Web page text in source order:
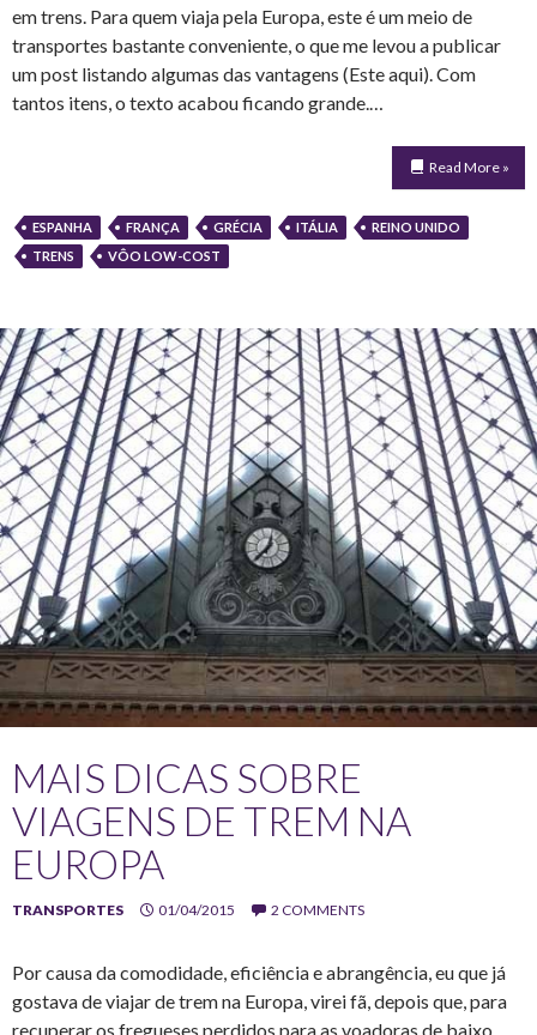
em trens. Para quem viaja pela Europa, este é um meio de
transportes bastante conveniente, o que me levou a publicar
um post listando algumas das vantagens (Este aqui). Com
tantos itens, o texto acabou ficando grande.…
Read More »
ESPANHA FRANÇA GRÉCIA ITÁLIA
REINO UNIDO
TRENS
VÔO LOW-COST
MAIS DICAS SOBRE
VIAGENS DE TREM NA
EUROPA
TRANSPORTES 01/04/2015 2 COMMENTS
Por causa da comodidade, eficiência e abrangência, eu que já
gostava de viajar de trem na Europa, virei fã, depois que, para
recuperar os fregueses perdidos para as voadoras de baixo